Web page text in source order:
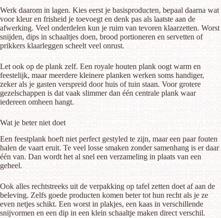
Werk daarom in lagen. Kies eerst je basisproducten, bepaal daarna wat
voor kleur en frisheid je toevoegt en denk pas als laatste aan de
afwerking. Veel onderdelen kun je ruim van tevoren klaarzetten. Worst
snijden, dips in schaaltjes doen, brood portioneren en servetten of
prikkers klaarleggen scheelt veel onrust.
Let ook op de plank zelf. Een royale houten plank oogt warm en
feestelijk, maar meerdere kleinere planken werken soms handiger,
zeker als je gasten verspreid door huis of tuin staan. Voor grotere
gezelschappen is dat vaak slimmer dan één centrale plank waar
iedereen omheen hangt.
Wat je beter niet doet
Een feestplank hoeft niet perfect gestyled te zijn, maar een paar fouten
halen de vaart eruit. Te veel losse smaken zonder samenhang is er daar
één van. Dan wordt het al snel een verzameling in plaats van een
geheel.
Ook alles rechtstreeks uit de verpakking op tafel zetten doet af aan de
beleving. Zelfs goede producten komen beter tot hun recht als je ze
even netjes schikt. Een worst in plakjes, een kaas in verschillende
snijvormen en een dip in een klein schaaltje maken direct verschil.